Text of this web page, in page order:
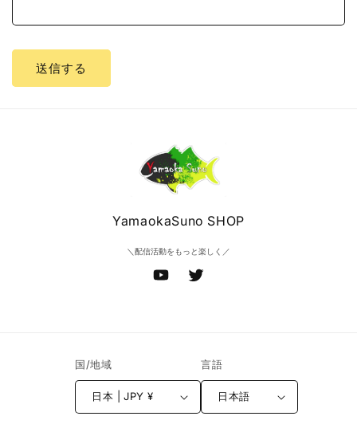
送信する
YamaokaSuno SHOP
＼配信活動をもっと楽しく／
YouTubeTwitter
国/地域
日本 | JPY ¥
言語
日本語